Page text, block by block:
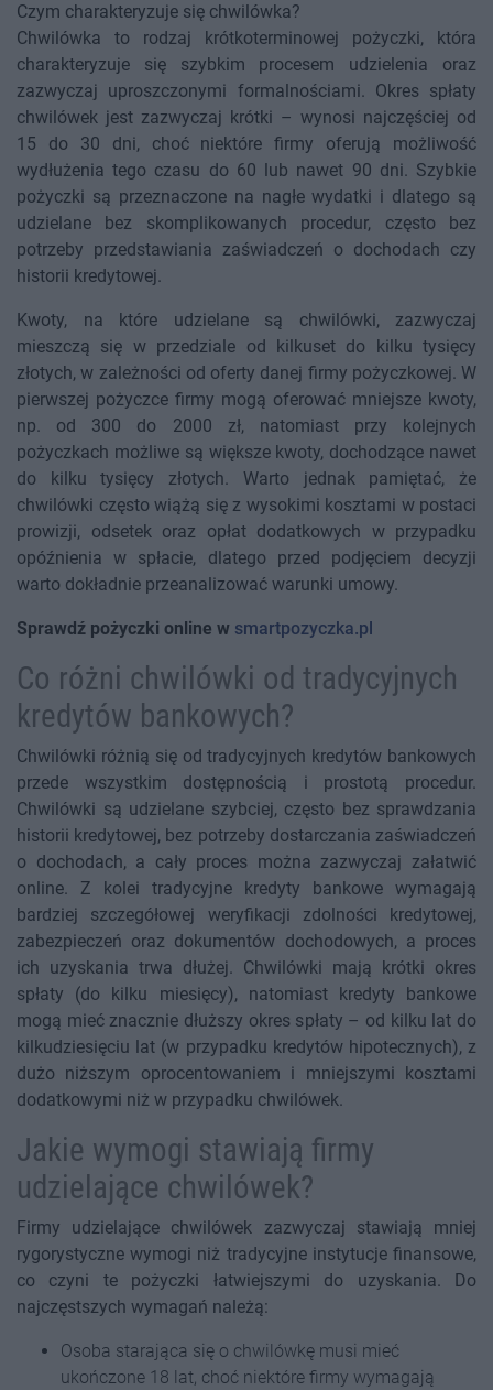
Czym charakteryzuje się chwilówka?
Chwilówka to rodzaj krótkoterminowej pożyczki, która
charakteryzuje się szybkim procesem udzielenia oraz
zazwyczaj uproszczonymi formalnościami. Okres spłaty
chwilówek jest zazwyczaj krótki – wynosi najczęściej od
15 do 30 dni, choć niektóre firmy oferują możliwość
wydłużenia tego czasu do 60 lub nawet 90 dni. Szybkie
pożyczki są przeznaczone na nagłe wydatki i dlatego są
udzielane bez skomplikowanych procedur, często bez
potrzeby przedstawiania zaświadczeń o dochodach czy
historii kredytowej.
Kwoty, na które udzielane są chwilówki, zazwyczaj
mieszczą się w przedziale od kilkuset do kilku tysięcy
złotych, w zależności od oferty danej firmy pożyczkowej. W
pierwszej pożyczce firmy mogą oferować mniejsze kwoty,
np. od 300 do 2000 zł, natomiast przy kolejnych
pożyczkach możliwe są większe kwoty, dochodzące nawet
do kilku tysięcy złotych. Warto jednak pamiętać, że
chwilówki często wiążą się z wysokimi kosztami w postaci
prowizji, odsetek oraz opłat dodatkowych w przypadku
opóźnienia w spłacie, dlatego przed podjęciem decyzji
warto dokładnie przeanalizować warunki umowy.
Sprawdź pożyczki online w smartpozyczka.pl
Co różni chwilówki od tradycyjnych
kredytów bankowych?
Chwilówki różnią się od tradycyjnych kredytów bankowych
przede wszystkim dostępnością i prostotą procedur.
Chwilówki są udzielane szybciej, często bez sprawdzania
historii kredytowej, bez potrzeby dostarczania zaświadczeń
o dochodach, a cały proces można zazwyczaj załatwić
online. Z kolei tradycyjne kredyty bankowe wymagają
bardziej szczegółowej weryfikacji zdolności kredytowej,
zabezpieczeń oraz dokumentów dochodowych, a proces
ich uzyskania trwa dłużej. Chwilówki mają krótki okres
spłaty (do kilku miesięcy), natomiast kredyty bankowe
mogą mieć znacznie dłuższy okres spłaty – od kilku lat do
kilkudziesięciu lat (w przypadku kredytów hipotecznych), z
dużo niższym oprocentowaniem i mniejszymi kosztami
dodatkowymi niż w przypadku chwilówek.
Jakie wymogi stawiają firmy
udzielające chwilówek?
Firmy udzielające chwilówek zazwyczaj stawiają mniej
rygorystyczne wymogi niż tradycyjne instytucje finansowe,
co czyni te pożyczki łatwiejszymi do uzyskania. Do
najczęstszych wymagań należą:
Osoba starająca się o chwilówkę musi mieć
ukończone 18 lat, choć niektóre firmy wymagają